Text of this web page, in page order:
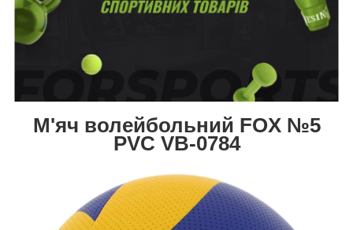
М'яч волейбольний FOX №5
PVC VB-0784